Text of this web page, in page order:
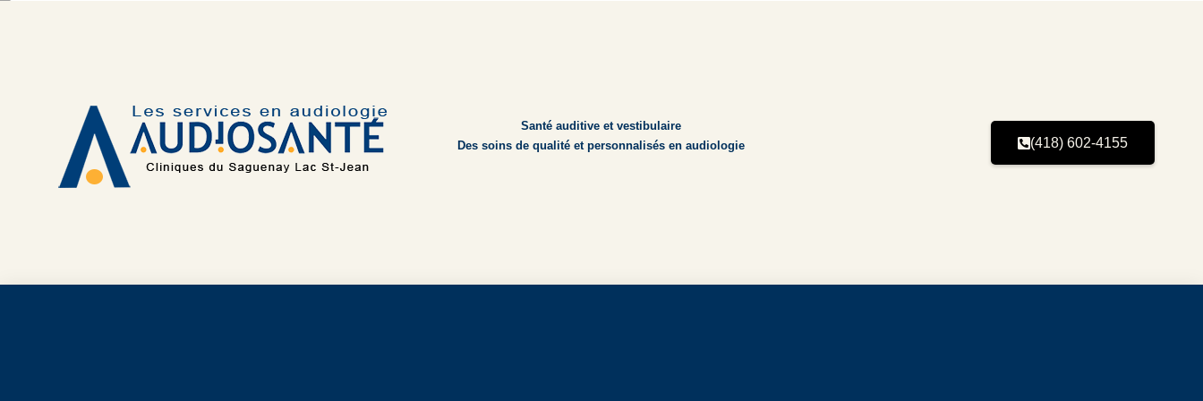
Santé auditive et vestibulaire
Des soins de qualité et personnalisés en audiologie
(418) 602-4155